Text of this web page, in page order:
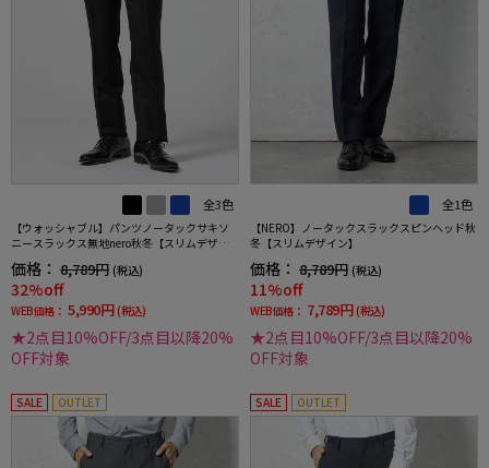
全3色
【ウォッシャブル】パンツノータックサキソ
ニースラックス無地nero秋冬【スリムデザイ
ン】
価格： 8,789円 (税込)
32%off
WEB価格： 5,990円 (税込)
★2点目10%OFF/3点目以降20%
OFF対象
全1色
【NERO】ノータックスラックスピンヘッド秋
冬【スリムデザイン】
価格： 8,789円 (税込)
11%off
WEB価格： 7,789円 (税込)
★2点目10%OFF/3点目以降20%
OFF対象
SALE OUTLET SALE OUTLET